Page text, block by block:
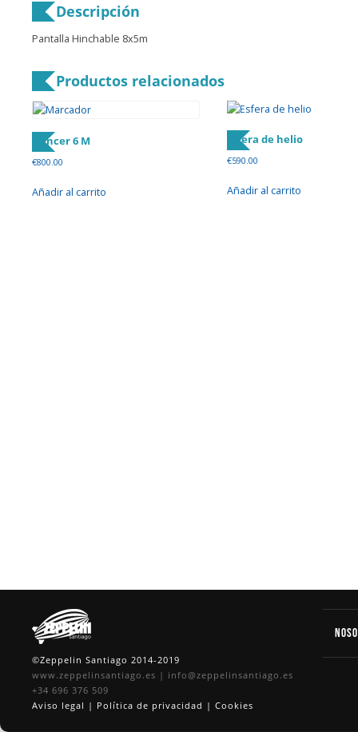
Descripción
Pantalla Hinchable 8x5m
Productos relacionados
Dancer 6 M
€800.00
Añadir al carrito
Esfera de helio
€590.00
Añadir al carrito
©Zeppelin Santiago 2014-2019
www.zeppelinsantiago.es | info@zeppelinsantiago.es
+34 696 376 509
Aviso legal | Política de privacidad | Cookies